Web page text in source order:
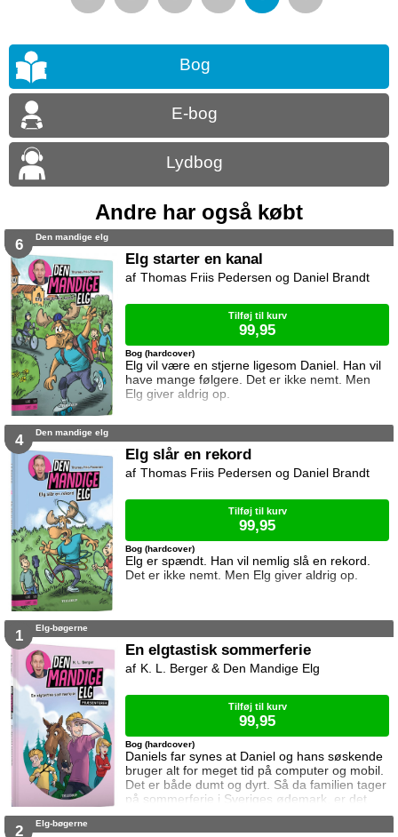
Bog
E-bog
Lydbog
Andre har også købt
6 Den mandige elg
Elg starter en kanal
Elg vil være en stjerne ligesom Daniel. Han vil
have mange følgere. Det er ikke nemt. Men
Elg giver aldrig op.
Bog (hardcover)
Thomas Friis Pedersen og Daniel Brandt
Tilføj til kurv
99,95
4 Den mandige elg
Elg slår en rekord
Elg er spændt. Han vil nemlig slå en rekord.
Det er ikke nemt. Men Elg giver aldrig op.
Bog (hardcover)
Thomas Friis Pedersen og Daniel Brandt
Tilføj til kurv
99,95
1 Elg-bøgerne
En elgtastisk sommerferie
Daniels far synes at Daniel og hans søskende
bruger alt for meget tid på computer og mobil.
Det er både dumt og dyrt. Så da familien tager
på sommerferie i Sveriges ødemark, er det
værsgo at aflevere mobilerne. Nu skal de
Bog (hardcover)
K. L. Berger & Den Mandige Elg
Tilføj til kurv
99,95
2 Elg-bøgerne